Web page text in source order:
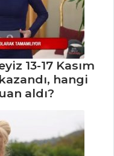
13-17 Kasım
hangi
aldı?